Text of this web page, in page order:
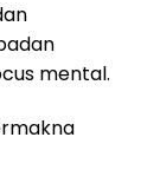
mental.